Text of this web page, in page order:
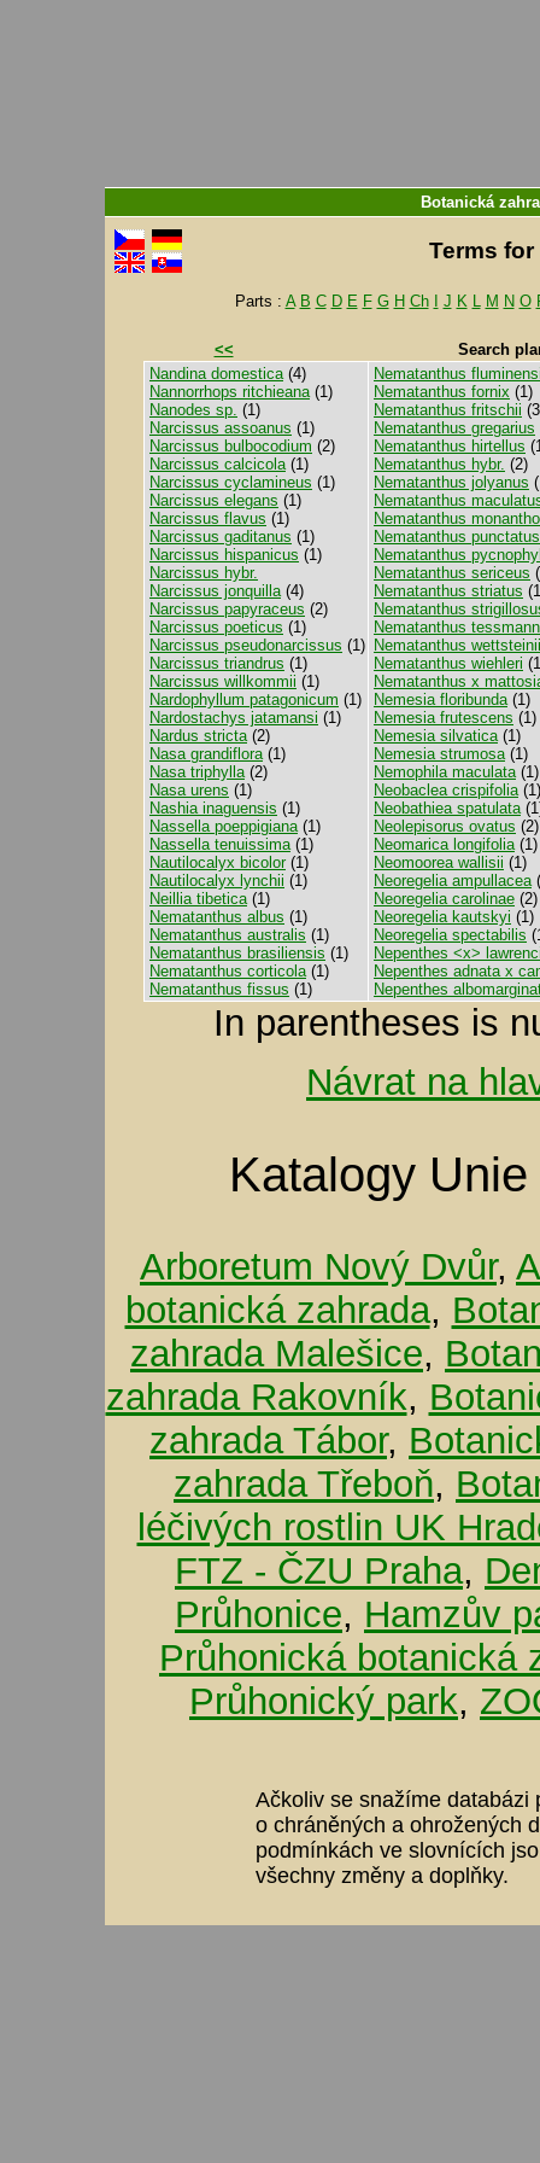
Botanická
Terms
Parts : A B C D E F G H Ch J K L M N O
<<
Search
Nandina domestica(4)
Nannorrhops ritchieana(1)
Nanodes sp. (1)
Narcissus assoanus (1)
Narcissus bulbocodium (2)
Narcissus calcicola(1)
Narcissus cyclamineus (1)
Narcissus elegans (1)
Narcissus flavus (1)
Narcissus gaditanus (1)
Narcissus hispanicus (1)
Narcissus hybr.
Narcissus jonquilla(4)
Narcissus papyraceus (2)
Narcissus poeticus (1)
Narcissus pseudonarcissus (1)
Narcissus triandrus (1)
Narcissus willkommii (1)
Nardophyllum patagonicum (1)
Nardostachys jatamansi (1)
Nardus stricta(2)
Nasa grandiflora(1)
Nasa triphylla(2)
Nasa urens (1)
Nashia inaguensis (1)
Nassella poeppigiana(1)
Nassella tenuissima(1)
Nautilocalyx bicolor (1)
Nautilocalyx lynchii (1)
Neillia tibetica(1)
Nematanthus albus (1)
Nematanthus australis (1)
Nematanthus brasiliensis (1)
Nematanthus corticola(1)
Nematanthus fissus (1)
Nematanthus
Nematanthus fornix (1)
Nematanthus fritschii
Nematanthus gregarius
Nematanthus hirtellus
Nematanthus hybr. (2)
Nematanthus jolyanus
Nematanthus
Nematanthus
Nematanthus punctatus
Nematanthus
Nematanthus sericeus
Nematanthus striatus
Nematanthus
Nematanthus
Nematanthus wettsteinii
Nematanthus wiehleri
Nematanthus x
Nemesia floribunda(1)
Nemesia frutescens (1)
Nemesia silvatica(1)
Nemesia strumosa(1)
Nemophila maculata(1)
Neobaclea crispifolia(1)
Neobathiea spatulata
Neolepisorus ovatus (2)
Neomarica longifolia(1)
Neomoorea wallisii (1)
Neoregelia ampullacea
Neoregelia carolinae (2)
Neoregelia kautskyi (1)
Neoregelia spectabilis
Nepenthes <x>
Nepenthes adnata x
Nepenthes
In parentheses is
Návrat na
Katalogy
Arboretum Nový Dvůr,
botanická zahrada,
zahrada Malešice,
zahrada Rakovník,
zahrada Tábor,
zahrada Třeboň,
léčivých rostlin UK
FTZ - ČZU Praha,
Průhonice, Hamzův
Průhonická botanická
Průhonický park,
Ačkoliv se snažíme databázi
o chráněných a ohrožených
podmínkách ve slovnících
všechny změny a doplňky.